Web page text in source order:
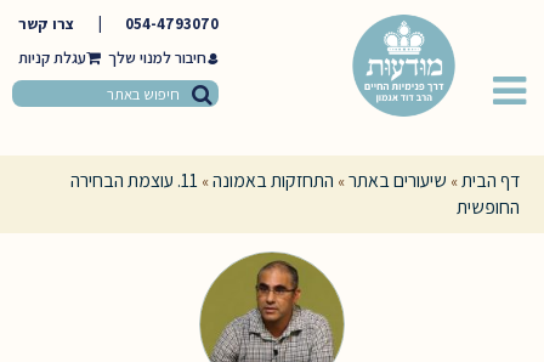
054-4793070
צרו קשר
חיבור למנוי שלך
דף הבית» שיעורים באתר» התחזקות באמונה»
11. עוצמת הבחירה
החופשית